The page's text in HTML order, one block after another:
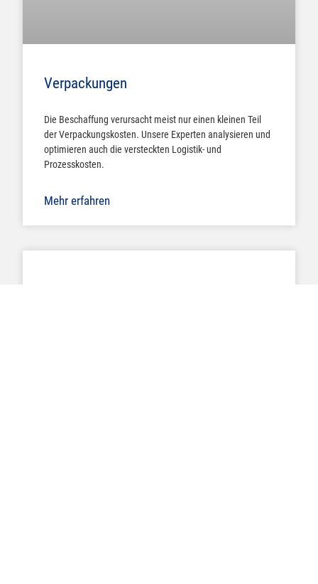
Verpackungen
Die Beschaffung verursacht meist nur einen kleinen Teil
der Verpackungskosten. Unsere Experten analysieren und
optimieren auch die versteckten Logistik- und
Prozesskosten.
Mehr erfahren